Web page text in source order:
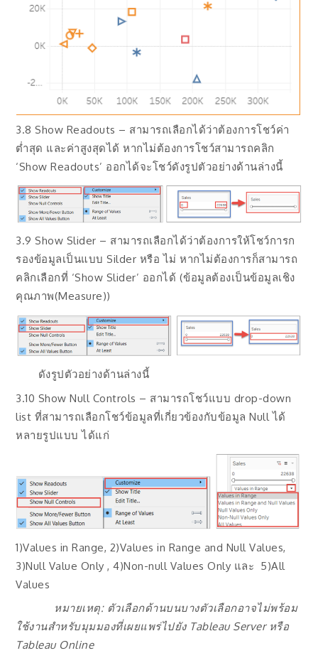
3.8 Show Readouts – สามารถเลือกได้ว่าต้องการโชว์ค่า
ต่ำสุด และค่าสูงสุดได้ หากไม่ต้องการโชว์สามารถคลิก
‘Show Readouts’ ออกได้จะโชว์ดังรูปตัวอย่างด้านล่างนี้
3.9 Show Slider – สามารถเลือกได้ว่าต้องการให้โชว์การก
รองข้อมูลเป็นแบบ Silder หรือ ไม่ หากไม่ต้องการก็สามารถ
คลิกเลือกที่ ‘Show Slider’ ออกได้ (ข้อมูลต้องเป็นข้อมูลเชิง
คุณภาพ(Measure))
ดังรูปตัวอย่างด้านล่างนี้
3.10 Show Null Controls – สามารถโชว์แบบ drop-down
list ที่สามารถเลือกโชว์ข้อมูลที่เกี่ยวข้องกับข้อมูล Null ได้
หลายรูปแบบ ได้แก่
1)Values in Range, 2)Values in Range and Null Values,
3)Null Value Only , 4)Non-null Values Only และ 5)All
Values
หมายเหตุ: ตัวเลือกด้านบนบางตัวเลือกอาจไม่พร้อม
ใช้งานสำหรับมุมมองที่เผยแพร่ไปยัง Tableau Server หรือ
Tableau Online